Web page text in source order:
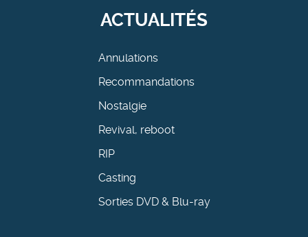
ACTUALITÉS
Annulations
Recommandations
Nostalgie
Revival, reboot
RIP
Casting
Sorties DVD & Blu-ray